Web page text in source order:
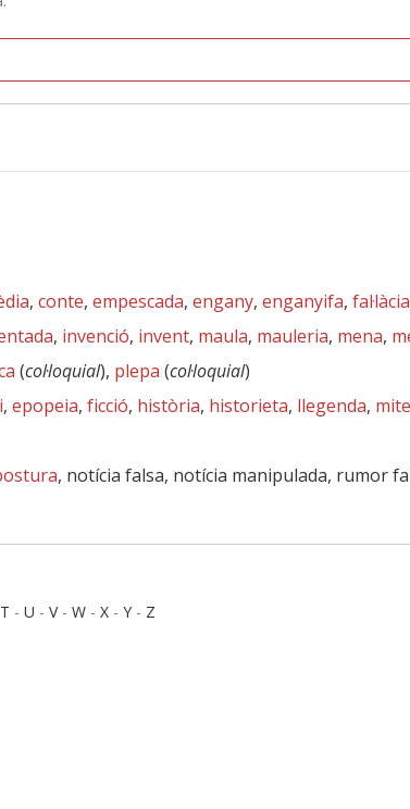
, conte, empescada, engany, enganyifa, fal·làcia
, invenció, invent, maula, mauleria, mena,
(col·loquial), plepa (col·loquial)
, epopeia, ficció, història, historieta, llegenda, mite
, notícia falsa, notícia manipulada, rumor
T - U - V- W - X - Y - Z